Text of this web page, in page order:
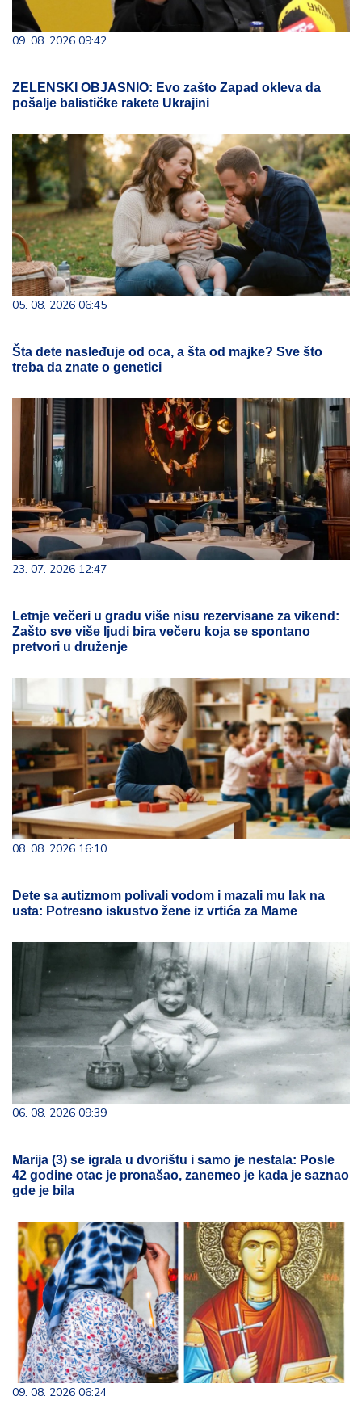
09. 08. 2026 09:42
ZELENSKI OBJASNIO: Evo zašto Zapad okleva da
pošalje balističke rakete Ukrajini
05. 08. 2026 06:45
Šta dete nasleđuje od oca, a šta od majke? Sve što
treba da znate o genetici
23. 07. 2026 12:47
Letnje večeri u gradu više nisu rezervisane za vikend:
Zašto sve više ljudi bira večeru koja se spontano
pretvori u druženje
08. 08. 2026 16:10
Dete sa autizmom polivali vodom i mazali mu lak na
usta: Potresno iskustvo žene iz vrtića za Mame
06. 08. 2026 09:39
Marija (3) se igrala u dvorištu i samo je nestala: Posle
42 godine otac je pronašao, zanemeo je kada je saznao
gde je bila
09. 08. 2026 06:24